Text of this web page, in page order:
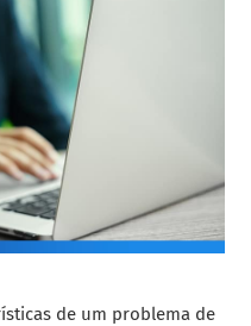
de um problema de